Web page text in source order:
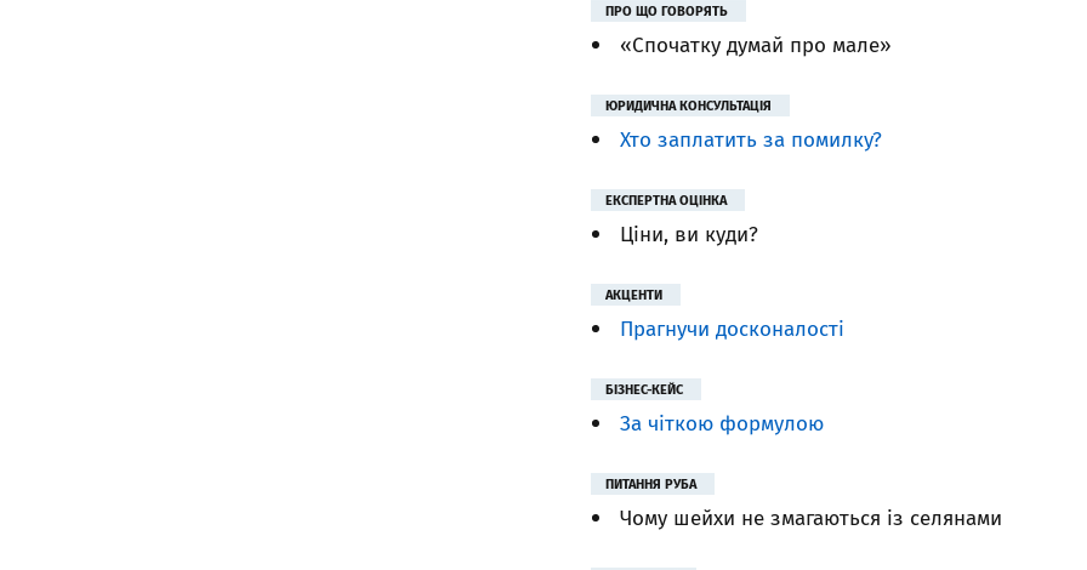
ПРО ЩО ГОВОРЯТЬ
«Спочатку думай про мале»
ЮРИДИЧНА КОНСУЛЬТАЦІЯ
Хто заплатить за помилку?
ЕКСПЕРТНА ОЦІНКА
Ціни, ви куди?
АКЦЕНТИ
Прагнучи досконалості
БІЗНЕС-КЕЙС
За чіткою формулою
ПИТАННЯ РУБА
Чому шейхи не змагаються із селянами